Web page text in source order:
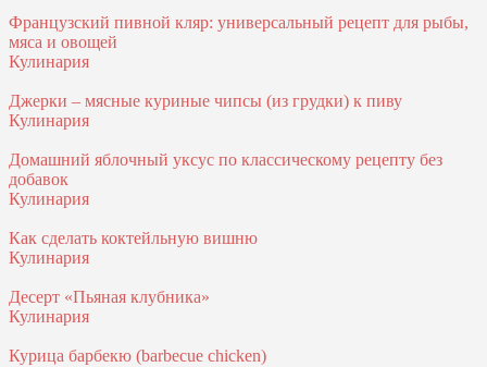
Французский пивной кляр: универсальный рецепт для рыбы,
мяса и овощей
Кулинария
Джерки – мясные куриные чипсы (из грудки) к пиву
Кулинария
Домашний яблочный уксус по классическому рецепту без
добавок
Кулинария
Как сделать коктейльную вишню
Кулинария
Десерт «Пьяная клубника»
Кулинария
Курица барбекю (barbecue chicken)